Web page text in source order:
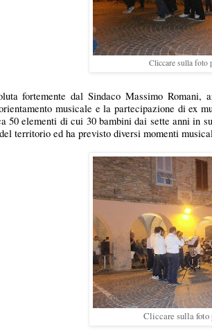
Cliccare sulla foto
fortemente dal Sindaco Massimo
musicale e la partecipazione di ex
50 elementi di cui 30 bambini dai sette anni in
territorio ed ha previsto diversi momenti
Cliccare sulla foto